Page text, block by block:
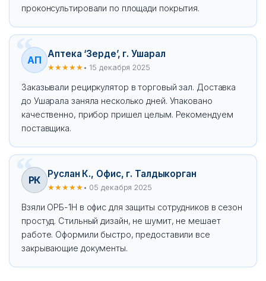
проконсультировали по площади покрытия.
АП
Аптека ‘Зерде’, г. Ушарал
★★★★★ • 15 декабря 2025
Заказывали рециркулятор в торговый зал. Доставка
до Ушарала заняла несколько дней. Упаковано
качественно, прибор пришел целым. Рекомендуем
поставщика.
РК
Руслан К., Офис, г. Талдыкорган
★★★★★ • 05 декабря 2025
Взяли ОРБ-1Н в офис для защиты сотрудников в сезон
простуд. Стильный дизайн, не шумит, не мешает
работе. Оформили быстро, предоставили все
закрывающие документы.